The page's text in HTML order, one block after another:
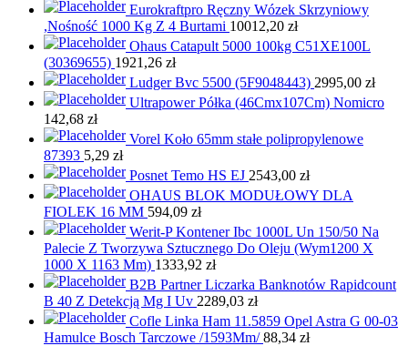
Eurokraftpro Ręczny Wózek Skrzyniowy
,Nośność 1000 Kg Z 4 Burtami 10012,20 zł
Ohaus Catapult 5000 100kg C51XE100L
(30369655) 1921,26 zł
Ludger Bvc 5500 (5F9048443) 2995,00 zł
Ultrapower Półka (46Cmx107Cm) Nomicro
142,68 zł
Vorel Koło 65mm stałe polipropylenowe
87393 5,29 zł
Posnet Temo HS EJ 2543,00 zł
OHAUS BLOK MODUŁOWY DLA
FIOLEK 16 MM 594,09 zł
Werit-P Kontener Ibc 1000L Un 150/50 Na
Palecie Z Tworzywa Sztucznego Do Oleju (Wym1200 X
1000 X 1163 Mm) 1333,92 zł
B2B Partner Liczarka Banknotów Rapidcount
B 40 Z Detekcją Mg I Uv 2289,03 zł
Cofle Linka Ham 11.5859 Opel Astra G 00-03
Hamulce Bosch Tarczowe /1593Mm/ 88,34 zł